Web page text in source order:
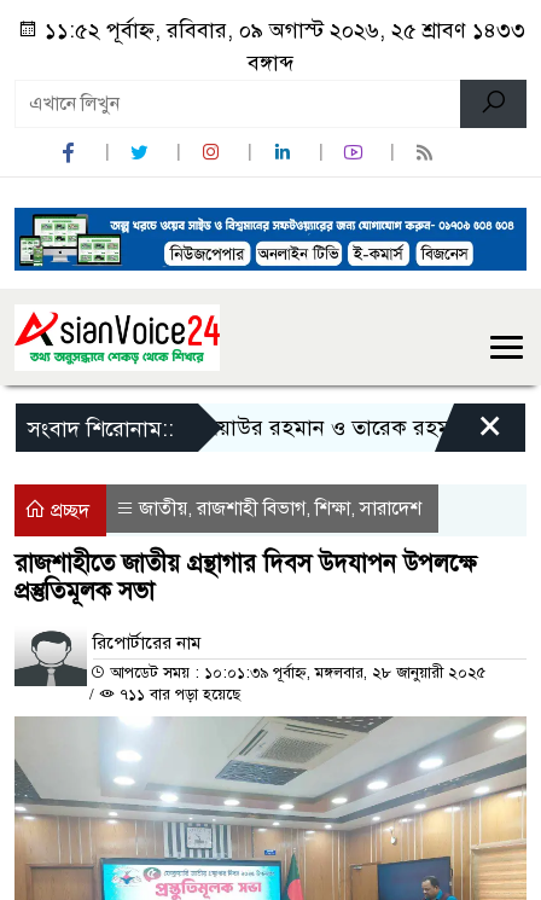
১১:৫২ পূর্বাহ্ন, রবিবার, ০৯ অগাস্ট ২০২৬, ২৫ শ্রাবণ ১৪৩৩
বঙ্গাব্দ
সংবাদ শিরোনাম::জিয়াউর রহমান ও তারেক রহমানকে নিয়ে
×
প্রচ্ছদ জাতীয়,রাজশাহী বিভাগ,শিক্ষা,সারাদেশ
রাজশাহীতে জাতীয় গ্রন্থাগার দিবস উদযাপন উপলক্ষে
প্রস্তুতিমূলক সভা
রিপোর্টারের নাম
আপডেট সময় : ১০:০১:৩৯ পূর্বাহ্ন, মঙ্গলবার, ২৮ জানুয়ারী ২০২৫
/
৭১১ বার পড়া হয়েছে